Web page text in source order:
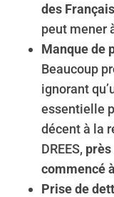
des
peut mener
Manque de
Beaucoup
ignorant
essentielle
décent à la
DREES, près
commencé
Prise de